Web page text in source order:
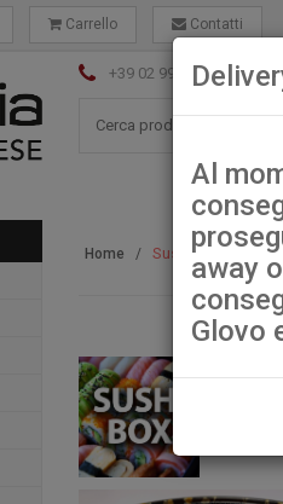
Carrello Contatti
+39 02 99021080
Home Sushi Box
Al
away
Glovo